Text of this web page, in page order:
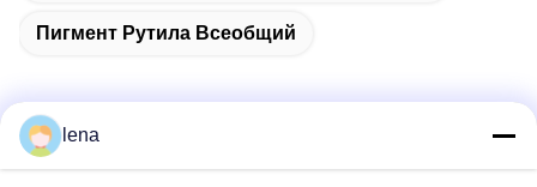
Пигмент Рутила Всеобщий
lena